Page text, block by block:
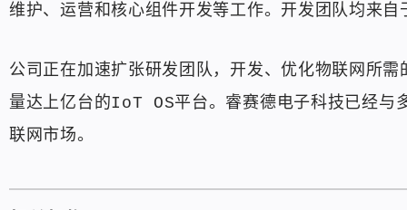
维护、运营和核心组件开发等工作。开发团队均来
公司正在加速扩张研发团队，开发、优化物联网所
量达上亿台的IoT OS平台。睿赛德电子科技已经与
联网市场。